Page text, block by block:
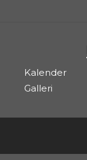
Kalender
Galleri